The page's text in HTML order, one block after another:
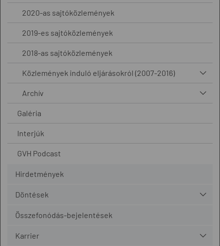
2020-as sajtóközlemények
2019-es sajtóközlemények
2018-as sajtóközlemények
Közlemények induló eljárásokról (2007-2016)
Archív
Galéria
Interjúk
GVH Podcast
Hirdetmények
Döntések
Összefonódás-bejelentések
Karrier